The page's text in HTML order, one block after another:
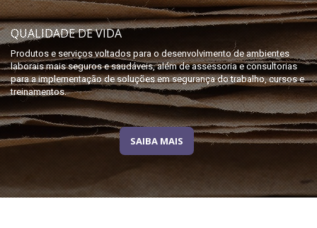
QUALIDADE DE VIDA
Produtos e serviços voltados para o desenvolvimento de ambientes
laborais mais seguros e saudáveis, além de assessoria e consultorias
para a implementação de soluções em segurança do trabalho, cursos e
treinamentos.
SAIBA MAIS